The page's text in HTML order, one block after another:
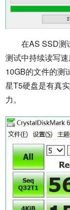
在AS SSD测
测试中持续读写
10GB的文件的测
星T5硬盘是有真
力。